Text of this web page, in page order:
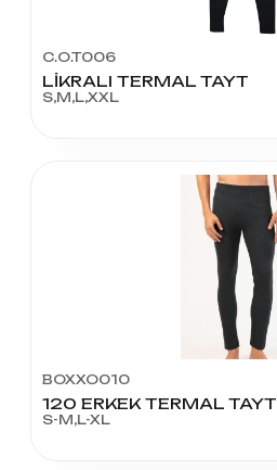
C.O.T006
LİKRALI TERMAL TAYT
S,M,L,XXL
BOXXO010
120 ERKEK TERMAL TAYT
S-M,L-XL